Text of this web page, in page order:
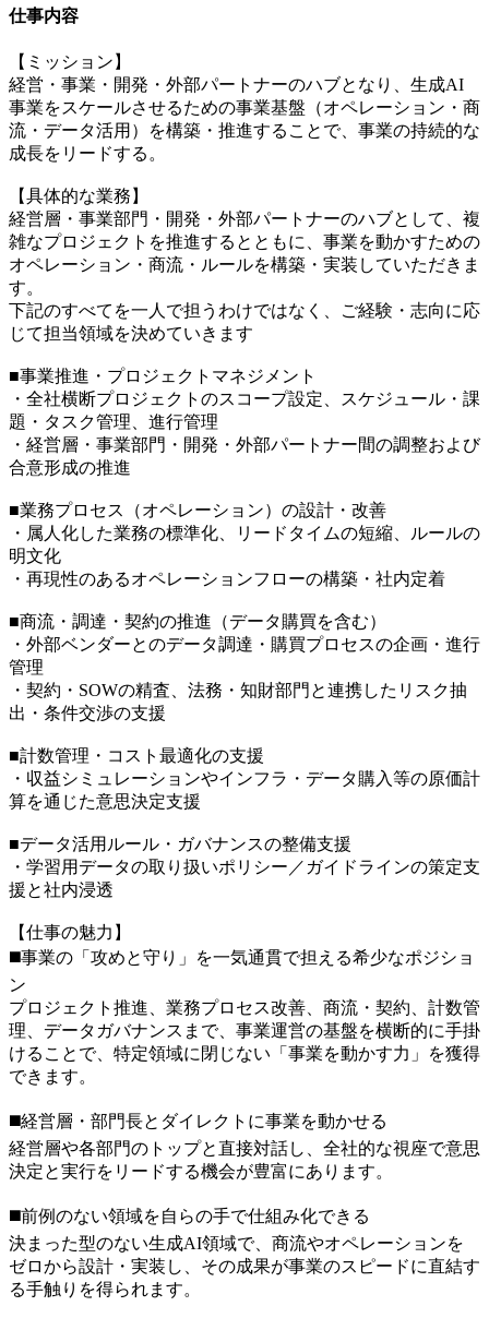
仕事内容
【ミッション】
経営・事業・開発・外部パートナーのハブとなり、生成AI
事業をスケールさせるための事業基盤（オペレーション・商
流・データ活用）を構築・推進することで、事業の持続的な
成長をリードする。
【具体的な業務】
経営層・事業部門・開発・外部パートナーのハブとして、複
雑なプロジェクトを推進するとともに、事業を動かすための
オペレーション・商流・ルールを構築・実装していただきま
す。
下記のすべてを一人で担うわけではなく、ご経験・志向に応
じて担当領域を決めていきます
■事業推進・プロジェクトマネジメント
・全社横断プロジェクトのスコープ設定、スケジュール・課
題・タスク管理、進行管理
・経営層・事業部門・開発・外部パートナー間の調整および
合意形成の推進
■業務プロセス（オペレーション）の設計・改善
・属人化した業務の標準化、リードタイムの短縮、ルールの
明文化
・再現性のあるオペレーションフローの構築・社内定着
■商流・調達・契約の推進（データ購買を含む）
・外部ベンダーとのデータ調達・購買プロセスの企画・進行
管理
・契約・SOWの精査、法務・知財部門と連携したリスク抽
出・条件交渉の支援
■計数管理・コスト最適化の支援
・収益シミュレーションやインフラ・データ購入等の原価計
算を通じた意思決定支援
■データ活用ルール・ガバナンスの整備支援
・学習用データの取り扱いポリシー／ガイドラインの策定支
援と社内浸透
【仕事の魅力】
◼️事業の「攻めと守り」を一気通貫で担える希少なポジショ
ン
プロジェクト推進、業務プロセス改善、商流・契約、計数管
理、データガバナンスまで、事業運営の基盤を横断的に手掛
けることで、特定領域に閉じない「事業を動かす力」を獲得
できます。
◼️経営層・部門長とダイレクトに事業を動かせる
経営層や各部門のトップと直接対話し、全社的な視座で意思
決定と実行をリードする機会が豊富にあります。
◼️前例のない領域を自らの手で仕組み化できる
決まった型のない生成AI領域で、商流やオペレーションを
ゼロから設計・実装し、その成果が事業のスピードに直結す
る手触りを得られます。